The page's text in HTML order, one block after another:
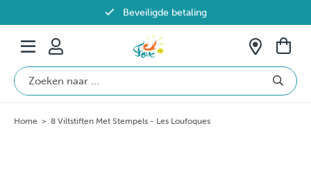
Beveiligde betaling
Gratis verzending vanaf €69 in België
Home > 8 Viltstiften Met Stempels - Les Loufoques